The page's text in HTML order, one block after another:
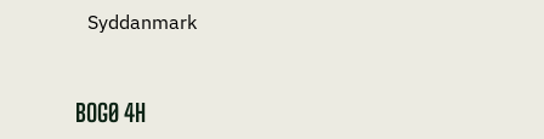
Syddanmark
BOGØ 4H